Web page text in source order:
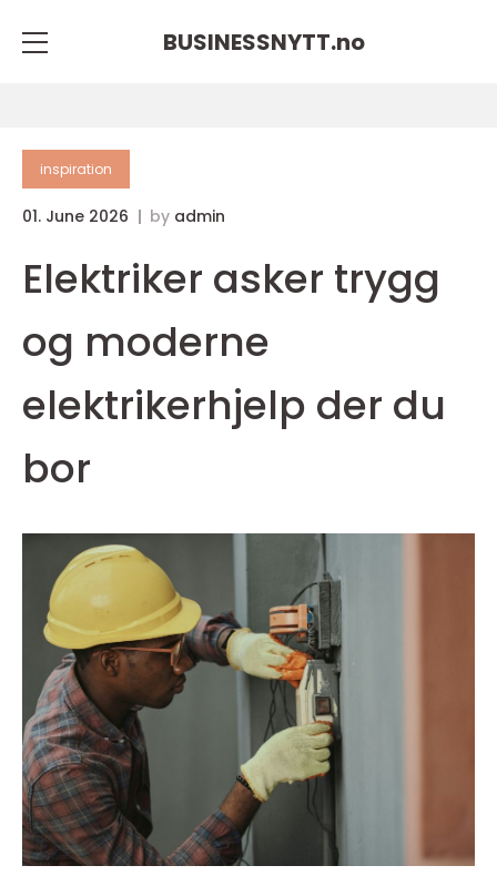
BUSINESSNYTT.no
inspiration
01. June 2026 by admin
Elektriker asker trygg
og moderne
elektrikerhjelp der du
bor